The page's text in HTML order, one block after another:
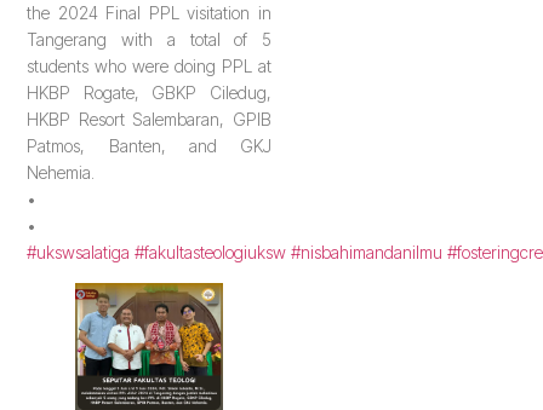
the 2024 Final PPL visitation in
Tangerang with a total of 5
students who were doing PPL at
HKBP Rogate, GBKP Ciledug,
HKBP Resort Salembaran, GPIB
Patmos, Banten, and GKJ
Nehemia.
•
•
#ukswsalatiga #fakultasteologiuksw #nisbahimandanilmu